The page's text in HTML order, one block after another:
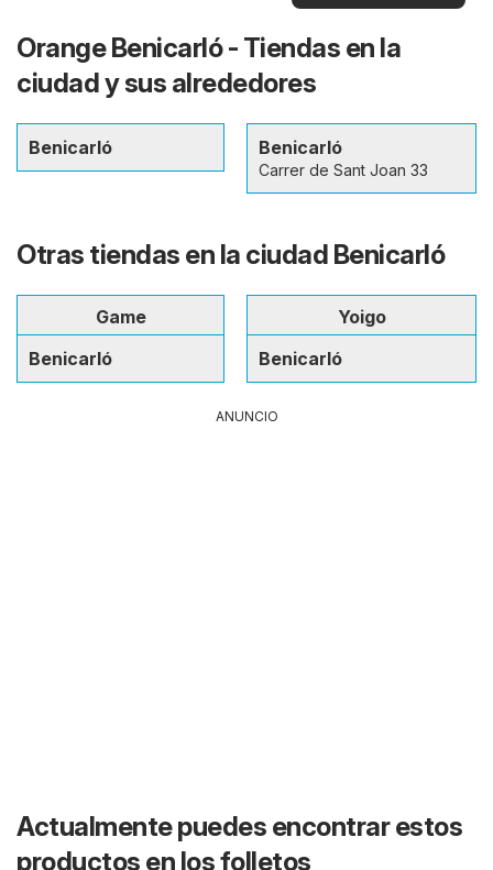
Orange Benicarló - Tiendas en la
ciudad y sus alrededores
Benicarló Benicarló
Carrer de Sant Joan 33
Otras tiendas en la ciudad Benicarló
Game
Benicarló
Yoigo
Benicarló
ANUNCIO
Actualmente puedes encontrar estos
productos en los folletos